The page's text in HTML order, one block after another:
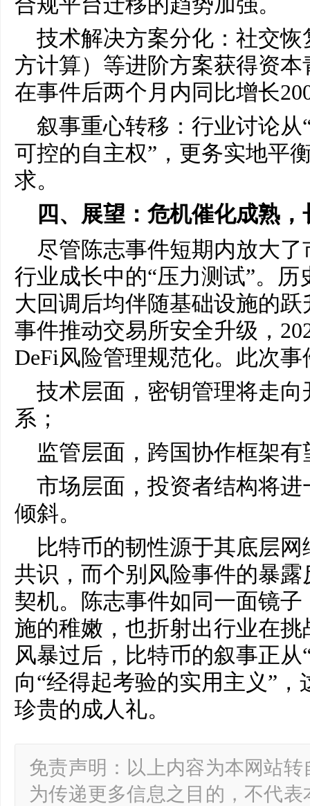
技术解决方案分化：社交
方计算）等进阶方案获得资
在事件后两个月内同比增长
叙事重心转移：行业讨论从
可控的自主权”，更务实地平
求。
四、展望：危机催化成熟
尽管陈志事件短期内放大
行业成长中的“压力测试”。
大回调后均伴随基础设施的
事件推动交易所安全升级，
DeFi风险管理规范化。此次
技术层面，密钥管理将走
系；
监管层面，跨国协作框架
市场层面，投资者结构将
倾斜。
比特币的韧性源于其底层
共识，而个别风险事件的暴
契机。陈志事件如同一面镜
施的稚嫩，也折射出行业在
风暴过后，比特币的叙事正从
向“经得起考验的实用主义”
珍贵的成人礼。
免责声明：以上内容为本网站
为传递更多信息之目的，不代